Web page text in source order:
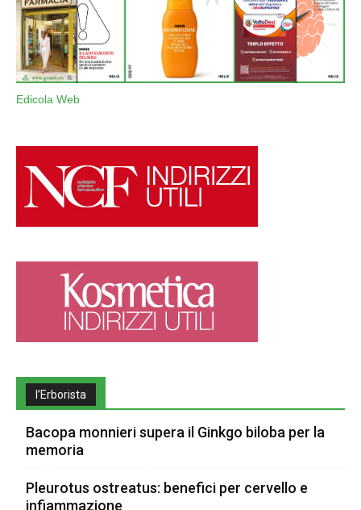
Edicola Web
l’Erborista
Bacopa monnieri supera il Ginkgo biloba per la
memoria
Pleurotus ostreatus: benefici per cervello e
infiammazione